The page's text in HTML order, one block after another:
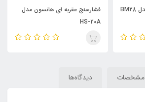
فشارسنج دیجیتال بیورر مدل BM28
فشارسنج عقربه ای هانسون مدل
HS-20A
مشخصات دیدگاه‌ها